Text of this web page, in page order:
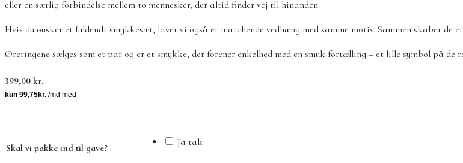
eller en særlig forbindelse mellem to mennesker, der altid finder vej til hinanden.
Hvis du ønsker et fuldendt smykkesæt, laver vi også et matchende vedhæng med samme motiv. Sammen skaber
Øreringene sælges som et par og er et smykke, der forener enkelhed med en smuk fortælling – et lille symbol på de
399,00 kr.
Skal vi pakke ind til gave? Ja tak